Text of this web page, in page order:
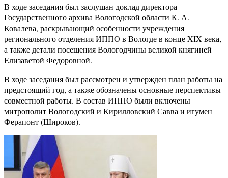
В ходе заседания был заслушан доклад директора
Государственного архива Вологодской области К. А.
Ковалева, раскрывающий особенности учреждения
регионального отделения ИППО в Вологде в конце XIX века,
а также детали посещения Вологодчины великой княгиней
Елизаветой Федоровной.
В ходе заседания был рассмотрен и утвержден план работы на
предстоящий год, а также обозначены основные перспективы
совместной работы. В состав ИППО были включены
митрополит Вологодский и Кирилловский Савва и игумен
Ферапонт (Широков).